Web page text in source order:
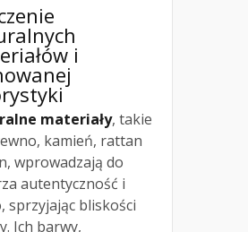
i
materiały, takie
kamień, rattan
wprowadzają do
autentyczność i
sprzyjając bliskości
Ich barwy,